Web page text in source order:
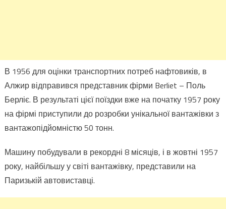
В 1956 для оцінки транспортних потреб нафтовиків, в
Алжир відправився представник фірми Berliet – Поль
Берліє. В результаті цієї поїздки вже на початку 1957 року
на фірмі приступили до розробки унікальної вантажівки з
вантажопідйомністю 50 тонн.
Машину побудували в рекордні 8 місяців, і в жовтні 1957
року, найбільшу у світі вантажівку, представили на
Паризькій автовиставці.